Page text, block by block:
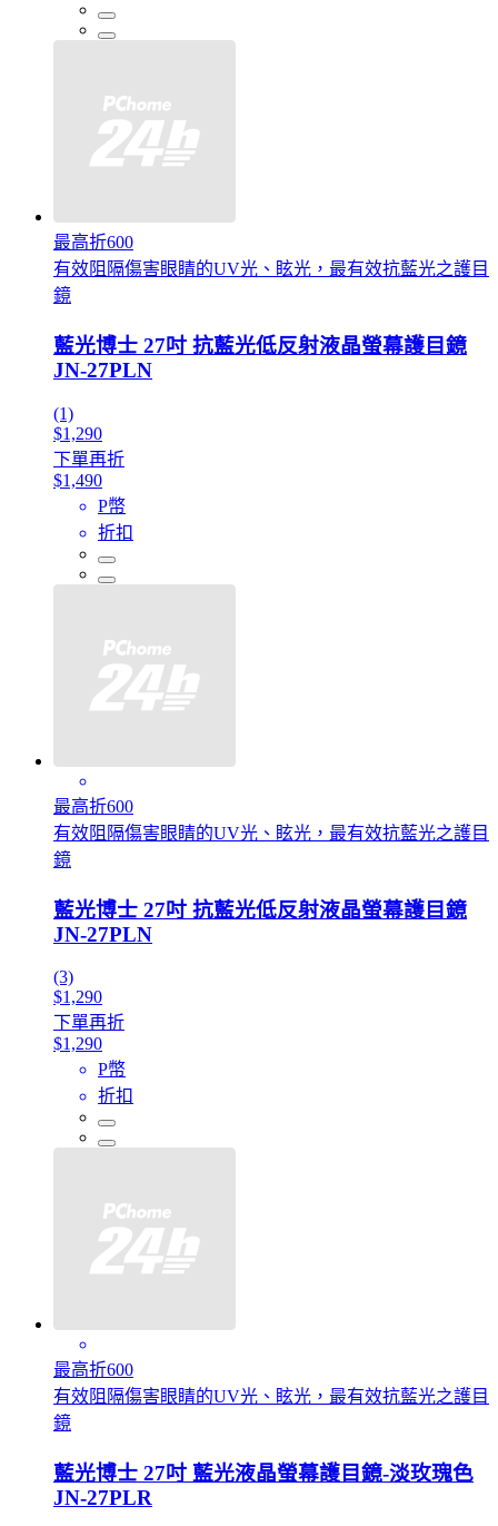
最高折600
有效阻隔傷害眼睛的UV光、眩光，最有效抗藍光之護目
鏡
藍光博士 27吋 抗藍光低反射液晶螢幕護目鏡
JN-27PLN
(1)
$1,290
下單再折
$1,490
P幣
折扣
最高折600
有效阻隔傷害眼睛的UV光、眩光，最有效抗藍光之護目
鏡
藍光博士 27吋 抗藍光低反射液晶螢幕護目鏡
JN-27PLN
(3)
$1,290
下單再折
$1,290
P幣
折扣
最高折600
有效阻隔傷害眼睛的UV光、眩光，最有效抗藍光之護目
鏡
藍光博士 27吋 藍光液晶螢幕護目鏡-淡玫瑰色
JN-27PLR